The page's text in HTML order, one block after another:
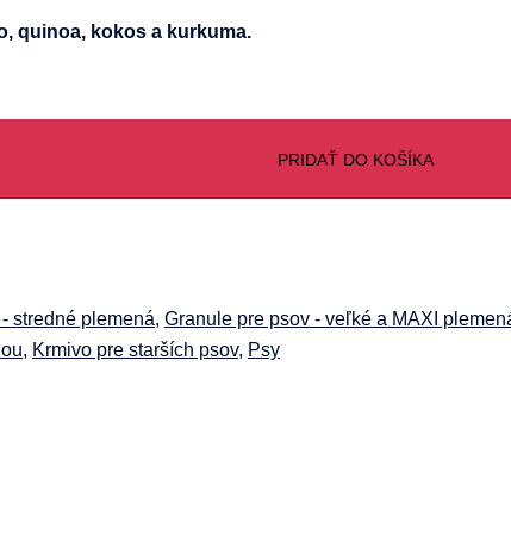
quinoa, kokos a kurkuma.
PRIDAŤ DO KOŠÍKA
stredné plemená, Granule pre psov - veľké a MAXI
, Krmivo pre starších psov, Psy